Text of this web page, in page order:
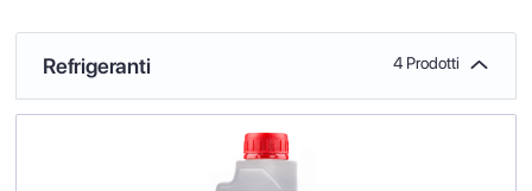
Refrigeranti 4 Prodotti